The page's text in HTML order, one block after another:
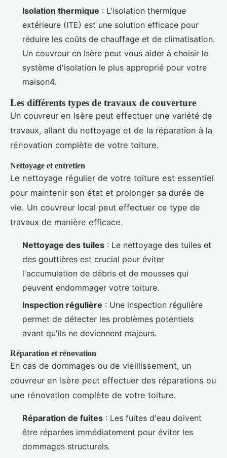
Isolation thermique : L'isolation thermique
extérieure (ITE) est une solution efficace pour
réduire les coûts de chauffage et de climatisation.
Un couvreur en Isère peut vous aider à choisir le
système d'isolation le plus approprié pour votre
maison4.
Les différents types de travaux de couverture
Un couvreur en Isère peut effectuer une variété de
travaux, allant du nettoyage et de la réparation à la
rénovation complète de votre toiture.
Nettoyage et entretien
Le nettoyage régulier de votre toiture est essentiel
pour maintenir son état et prolonger sa durée de
vie. Un couvreur local peut effectuer ce type de
travaux de manière efficace.
Nettoyage des tuiles : Le nettoyage des tuiles et
des gouttières est crucial pour éviter
l'accumulation de débris et de mousses qui
peuvent endommager votre toiture.
Inspection régulière : Une inspection régulière
permet de détecter les problèmes potentiels
avant qu'ils ne deviennent majeurs.
Réparation et rénovation
En cas de dommages ou de vieillissement, un
couvreur en Isère peut effectuer des réparations ou
une rénovation complète de votre toiture.
Réparation de fuites : Les fuites d'eau doivent
être réparées immédiatement pour éviter les
dommages structurels.